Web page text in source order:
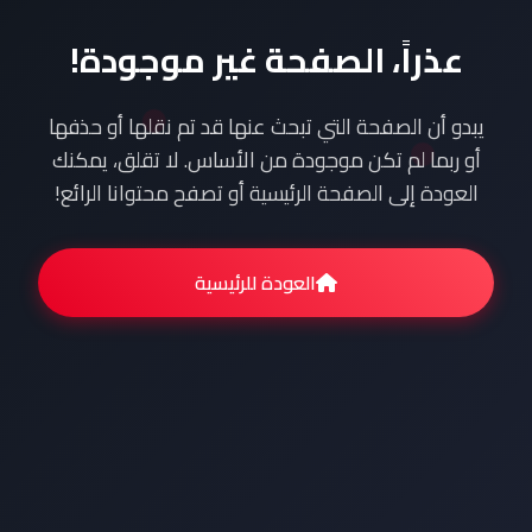
عذراً، الصفحة غير موجودة!
يبدو أن الصفحة التي تبحث عنها قد تم نقلها أو حذفها
أو ربما لم تكن موجودة من الأساس. لا تقلق، يمكنك
العودة إلى الصفحة الرئيسية أو تصفح محتوانا الرائع!
العودة للرئيسية